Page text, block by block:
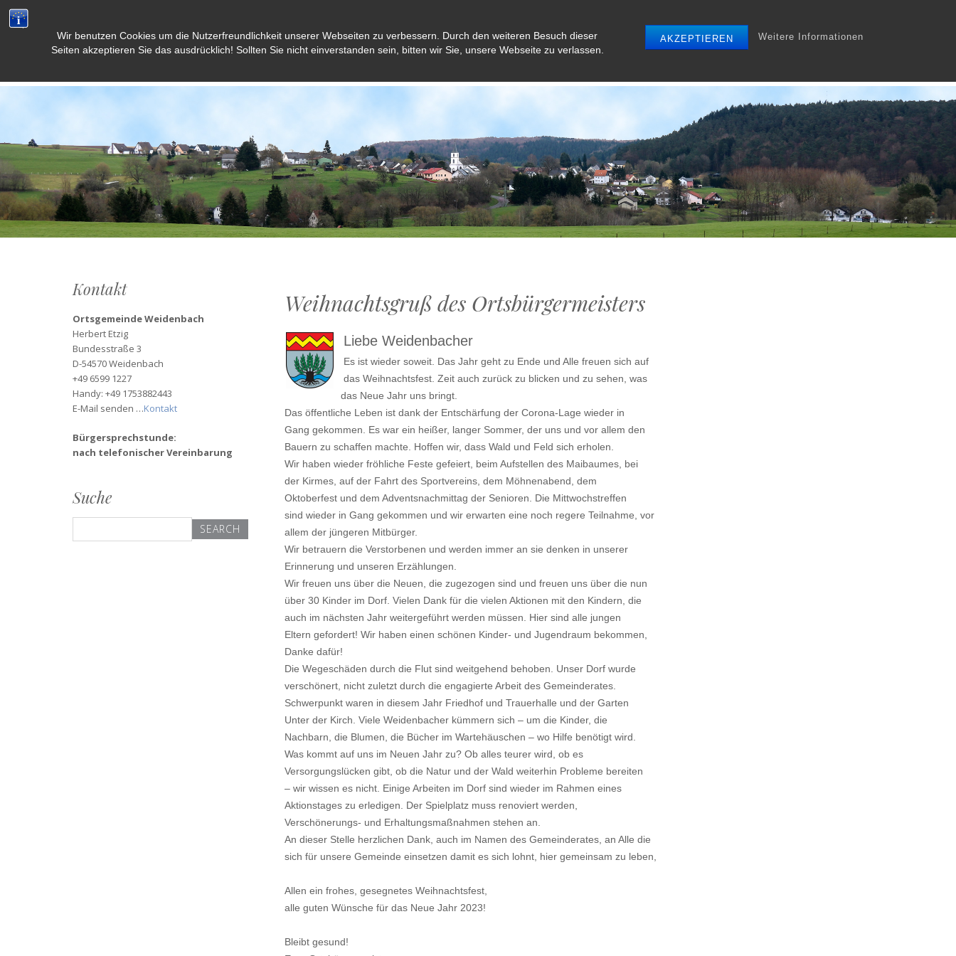
Wir benutzen Cookies um die Nutzerfreundlichkeit unserer Webseiten zu verbessern. Durch den weiteren Besuch dieser
Seiten akzeptieren Sie das ausdrücklich! Sollten Sie nicht einverstanden sein, bitten wir Sie, unsere Webseite zu verlassen.
AKZEPTIEREN Weitere Informationen
Weidenbach/Eifel Aktuelles Gemeinde Bürger
Weihnachtsgruß des Ortsbürgermeisters
Liebe Weidenbacher
Es ist wieder soweit. Das Jahr geht zu Ende und Alle freuen sich auf
das Weihnachtsfest. Zeit auch zurück zu blicken und zu sehen, was
das Neue Jahr uns bringt.
Das öffentliche Leben ist dank der Entschärfung der Corona-Lage wieder in
Gang gekommen. Es war ein heißer, langer Sommer, der uns und vor allem den
Bauern zu schaffen machte. Hoffen wir, dass Wald und Feld sich erholen.
Wir haben wieder fröhliche Feste gefeiert, beim Aufstellen des Maibaumes, bei
der Kirmes, auf der Fahrt des Sportvereins, dem Möhnenabend, dem
Oktoberfest und dem Adventsnachmittag der Senioren. Die Mittwochstreffen
sind wieder in Gang gekommen und wir erwarten eine noch regere Teilnahme, vor
allem der jüngeren Mitbürger.
Wir betrauern die Verstorbenen und werden immer an sie denken in unserer
Erinnerung und unseren Erzählungen.
Wir freuen uns über die Neuen, die zugezogen sind und freuen uns über die nun
über 30 Kinder im Dorf. Vielen Dank für die vielen Aktionen mit den Kindern, die
auch im nächsten Jahr weitergeführt werden müssen. Hier sind alle jungen
Eltern gefordert! Wir haben einen schönen Kinder- und Jugendraum bekommen,
Danke dafür!
Die Wegeschäden durch die Flut sind weitgehend behoben. Unser Dorf wurde
verschönert, nicht zuletzt durch die engagierte Arbeit des Gemeinderates.
Schwerpunkt waren in diesem Jahr Friedhof und Trauerhalle und der Garten
Unter der Kirch. Viele Weidenbacher kümmern sich – um die Kinder, die
Nachbarn, die Blumen, die Bücher im Wartehäuschen – wo Hilfe benötigt wird.
Was kommt auf uns im Neuen Jahr zu? Ob alles teurer wird, ob es
Versorgungslücken gibt, ob die Natur und der Wald weiterhin Probleme bereiten
– wir wissen es nicht. Einige Arbeiten im Dorf sind wieder im Rahmen eines
Aktionstages zu erledigen. Der Spielplatz muss renoviert werden,
Verschönerungs- und Erhaltungsmaßnahmen stehen an.
An dieser Stelle herzlichen Dank, auch im Namen des Gemeinderates, an Alle die
sich für unsere Gemeinde einsetzen damit es sich lohnt, hier gemeinsam zu leben,
Allen ein frohes, gesegnetes Weihnachtsfest,
alle guten Wünsche für das Neue Jahr 2023!
Bleibt gesund!
Kontakt
Ortsgemeinde Weidenbach
Herbert Etzig
Bundesstraße 3
D-54570 Weidenbach
+49 6599 1227
Handy: +49 1753882443
E-Mail senden …Kontakt
Bürgersprechstunde:
nach telefonischer Vereinbarung
Suche
for: